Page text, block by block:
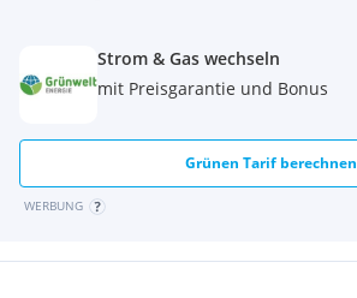
Strom & Gas wechseln
mit Preisgarantie und Bonus
Grünen Tarif berechnen
WERBUNG